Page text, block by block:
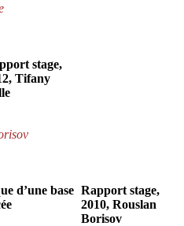
stage,
Tifany
d’une base Rapport stage,
2010, Rouslan
Borisov